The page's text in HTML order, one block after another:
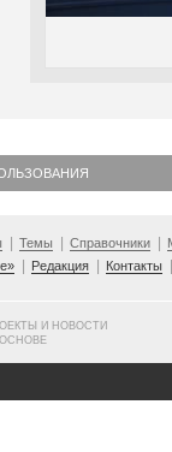
Темы Справочники
Редакция Контакты
И НОВОСТИ